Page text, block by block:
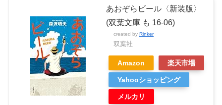
あおぞらビール〈新装版〉
(双葉文庫 も 16-06)
created by Rinker
双葉社
Amazon 楽天市場
Yahooショッピング
メルカリ